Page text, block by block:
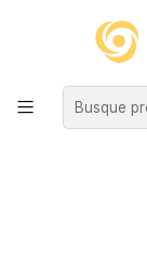
Inicio
CARRO TIPO